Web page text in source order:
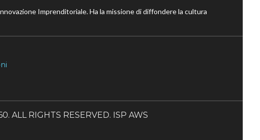
Imprenditoriale. Ha la missione di diffondere la cultura
RIGHTS RESERVED. ISP AWS